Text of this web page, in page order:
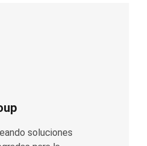
soluciones